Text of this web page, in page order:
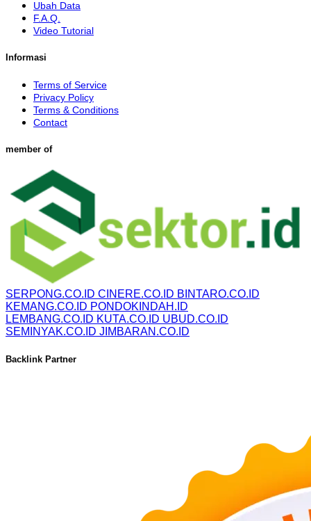
Ubah Data
F.A.Q.
Video Tutorial
Informasi
Terms of Service
Privacy Policy
Terms & Conditions
Contact
member of
SERPONG.CO.ID CINERE.CO.ID BINTARO.CO.ID
KEMANG.CO.ID PONDOKINDAH.ID
LEMBANG.CO.ID KUTA.CO.ID UBUD.CO.ID
SEMINYAK.CO.ID JIMBARAN.CO.ID
Backlink Partner